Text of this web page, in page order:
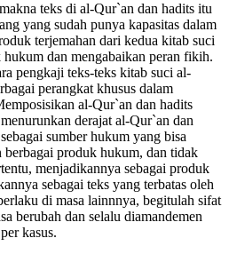
teks di al-Qur`an dan hadits itu
yang sudah punya kapasitas dalam
terjemahan dari kedua kitab suci
dan mengabaikan peran fikih.
pengkaji teks-teks kitab suci al-
perangkat khusus dalam
al-Qur`an dan hadits
derajat al-Qur`an dan
sumber hukum yang bisa
produk hukum, dan tidak
menjadikannya sebagai produk
sebagai teks yang terbatas oleh
di masa lainnnya, begitulah sifat
berubah dan selalu diamandemen
kasus.